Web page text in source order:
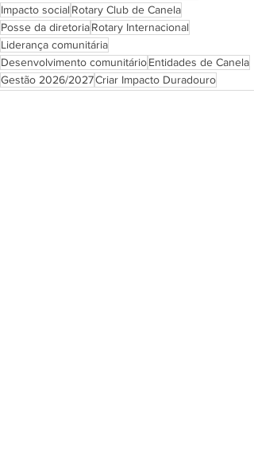
Impacto social Rotary Club de Canela
Posse da diretoriaRotary Internacional
Liderança comunitária
Desenvolvimento comunitárioEntidades de Canela
Gestão 2026/2027Criar Impacto Duradouro